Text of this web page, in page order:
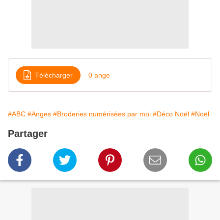
Télécharger 0 ange
#ABC #Anges #Broderies numérisées par moi #Déco Noël #Noël
Partager